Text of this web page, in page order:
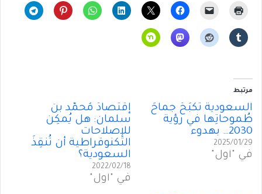
مرتبط
السعودية تَكبَحُ جماحَ
طُموحاتِها في رؤية
2030… بهدوء
2025/01/29
في "أول"
إقتصادُ مُحمّد بن
سلمان: هل يُمكِن
للإصلاحات
التكنوقراطية أن تُنقِذَ
السعودية؟
2022/02/18
في "أول"